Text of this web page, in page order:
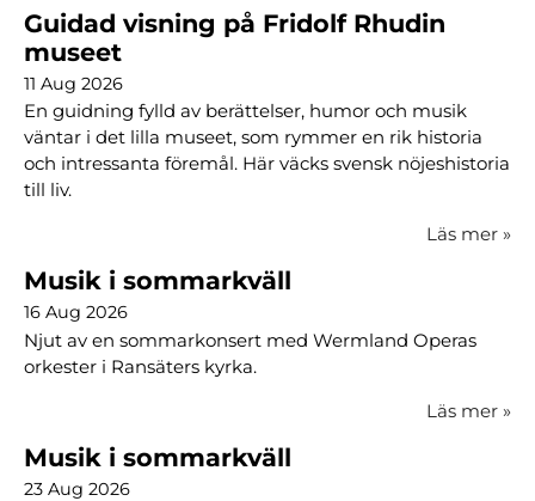
Guidad visning på Fridolf Rhudin
museet
11 Aug 2026
En guidning fylld av berättelser, humor och musik
väntar i det lilla museet, som rymmer en rik historia
och intressanta föremål. Här väcks svensk nöjeshistoria
till liv.
Läs mer »
Musik i sommarkväll
16 Aug 2026
Njut av en sommarkonsert med Wermland Operas
orkester i Ransäters kyrka.
Läs mer »
Musik i sommarkväll
23 Aug 2026